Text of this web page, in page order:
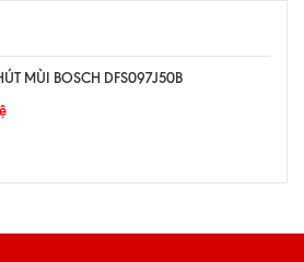
MÙI BOSCH DFS097J50B